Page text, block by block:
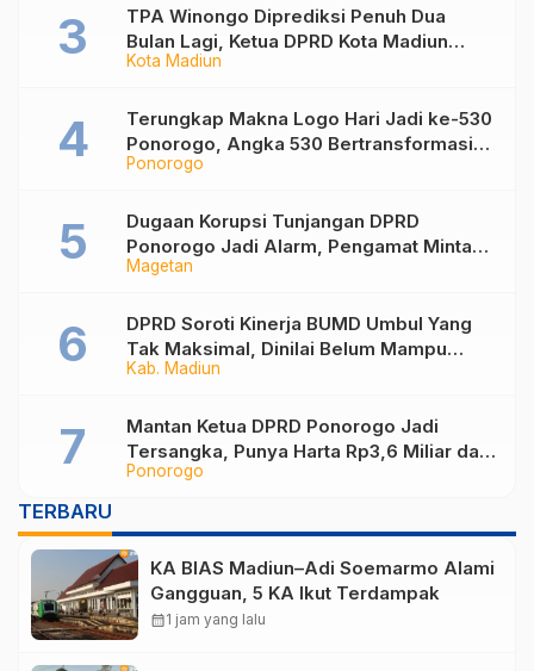
Kota Madiun
TPA Winongo Diprediksi Penuh Dua
Bulan Lagi, Ketua DPRD Kota Madiun
Desak Pemkot Percepat Penanganan
Ponorogo
Terungkap Makna Logo Hari Jadi ke-530
Ponorogo, Angka 530 Bertransformasi
Jadi Sekar Kinanthi
Magetan
Dugaan Korupsi Tunjangan DPRD
Ponorogo Jadi Alarm, Pengamat Minta
Magetan Perkuat Tata Kelola
Kab. Madiun
DPRD Soroti Kinerja BUMD Umbul Yang
Tak Maksimal, Dinilai Belum Mampu
Hasilkan PAD
Ponorogo
Mantan Ketua DPRD Ponorogo Jadi
Tersangka, Punya Harta Rp3,6 Miliar dan
Utang Rp1,4 Miliar
TERBARU
KA BIAS Madiun–Adi Soemarmo Alami
Gangguan, 5 KA Ikut Terdampak
calendar_month1 jam yang lalu